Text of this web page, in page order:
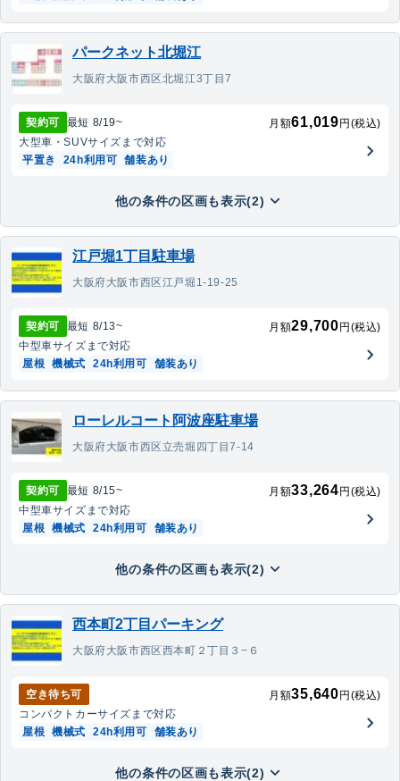
パークネット北堀江
大阪府大阪市西区北堀江3丁目7
契約可 最短 8/19~ 月額61,019 円(税込)
大型車・SUVサイズまで対応
平置き
24h利用可 舗装あり
他の条件の区画も表示(2)
江戸堀1丁目駐車場
大阪府大阪市西区江戸堀1-19-25
契約可 最短 8/13~ 月額29,700 円(税込)
中型車サイズまで対応
屋根 機械式 24h利用可 舗装あり
ローレルコート阿波座駐車場
大阪府大阪市西区立売堀四丁目7-14
契約可 最短 8/15~ 月額33,264 円(税込)
中型車サイズまで対応
屋根 機械式 24h利用可 舗装あり
他の条件の区画も表示(2)
西本町2丁目パーキング
大阪府大阪市西区西本町２丁目３−６
空き待ち可 月額35,640 円(税込)
コンパクトカーサイズまで対応
屋根 機械式 24h利用可 舗装あり
他の条件の区画も表示(2)